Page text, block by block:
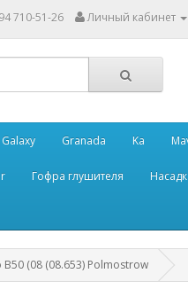
710-51-26 Личный кабинет
Galaxy Granada Ka
Гофра глушителя
(08 (08.653) Polmostrow